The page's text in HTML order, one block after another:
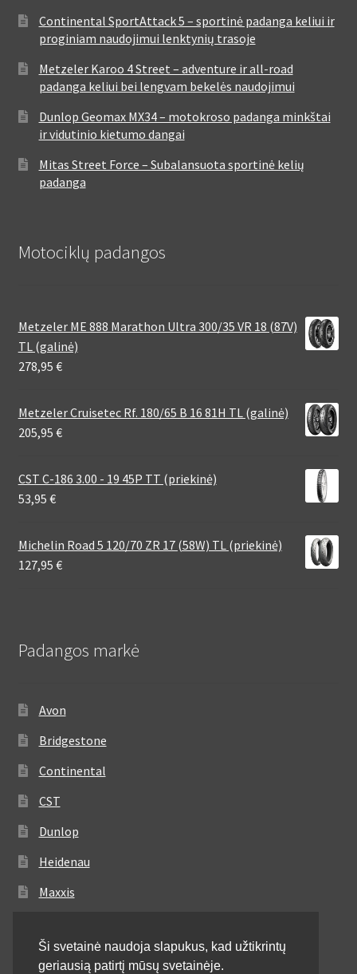
Continental SportAttack 5 – sportinė padanga keliui ir
proginiam naudojimui lenktynių trasoje
Metzeler Karoo 4 Street – adventure ir all-road
padanga keliui bei lengvam bekelės naudojimui
Dunlop Geomax MX34 – motokroso padanga minkštai
ir vidutinio kietumo dangai
Mitas Street Force – Subalansuota sportinė kelių
padanga
Motociklų padangos
Metzeler ME 888 Marathon Ultra 300/35 VR 18 (87V)
TL (galinė)
278,95 €
Metzeler Cruisetec Rf. 180/65 B 16 81H TL (galinė)
205,95 €
CST C-186 3.00 - 19 45P TT (priekinė)
53,95 €
Michelin Road 5 120/70 ZR 17 (58W) TL (priekinė)
127,95 €
Padangos markė
Avon
Bridgestone
Continental
CST
Dunlop
Heidenau
Maxxis
Michelin
Ši svetainė naudoja slapukus, kad užtikrintų
geriausią patirtį mūsų svetainėje.